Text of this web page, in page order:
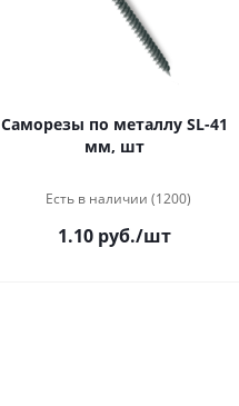
Саморезы по металлу SL-41
мм, шт
Есть в наличии (1200)
1.10 руб./шт